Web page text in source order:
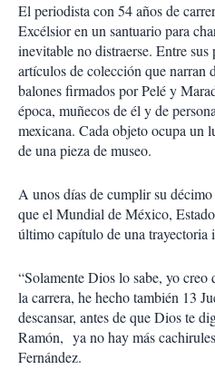
El periodista con 54 años de
Excélsior en un santuario para
inevitable no distraerse. Entre
artículos de colección que narran
balones firmados por Pelé y
época, muñecos de él y de
mexicana. Cada objeto ocupa un
de una pieza de museo.
A unos días de cumplir su
que el Mundial de México,
último capítulo de una trayectoria
“Solamente Dios lo sabe, yo
la carrera, he hecho también 13
descansar, antes de que Dios te
Ramón, ya no hay más
Fernández.